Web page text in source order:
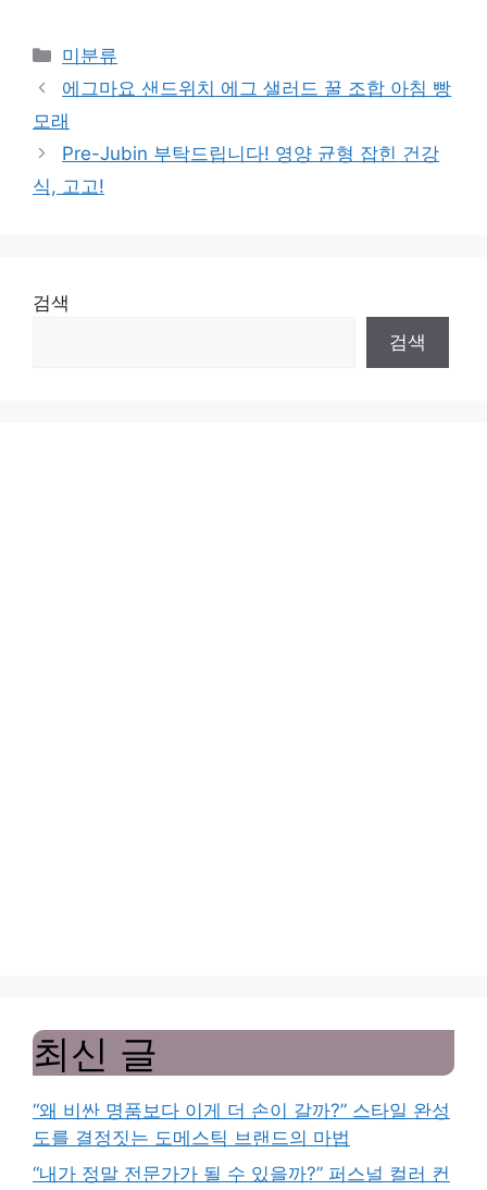
Categories
미분류
에그마요 샌드위치 에그 샐러드 꿀 조합 아침 빵
모래
Pre-Jubin 부탁드립니다! 영양 균형 잡힌 건강
식, 고고!
검색
검색
최신 글
“왜 비싼 명품보다 이게 더 손이 갈까?” 스타일 완성
도를 결정짓는 도메스틱 브랜드의 마법
“내가 정말 전문가가 될 수 있을까?” 퍼스널 컬러 컨